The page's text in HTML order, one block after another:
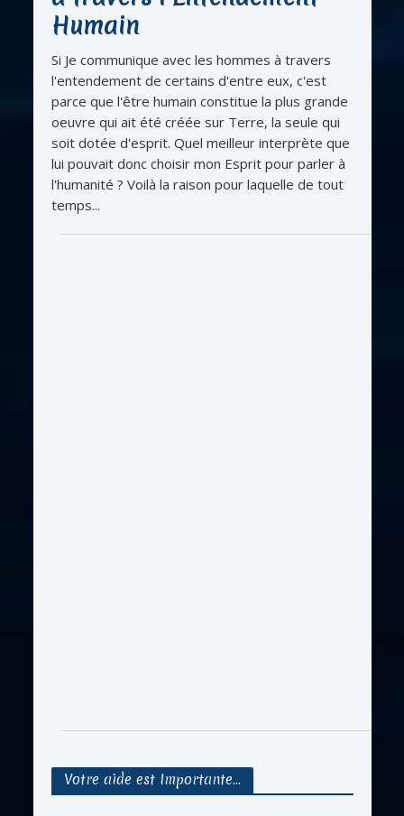
Humain
Si Je communique avec les hommes à travers
l'entendement de certains d'entre eux, c'est
parce que l'être humain constitue la plus grande
oeuvre qui ait été créée sur Terre, la seule qui
soit dotée d'esprit. Quel meilleur interprète que
lui pouvait donc choisir mon Esprit pour parler à
l'humanité ? Voilà la raison pour laquelle de tout
temps...
Votre aide est Importante…